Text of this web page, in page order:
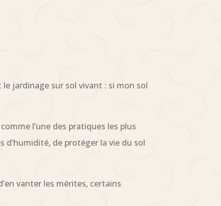
jardinage sur sol vivant : si mon sol
l’une des pratiques les plus
d’humidité, de protéger la vie du sol
vanter les mérites, certains